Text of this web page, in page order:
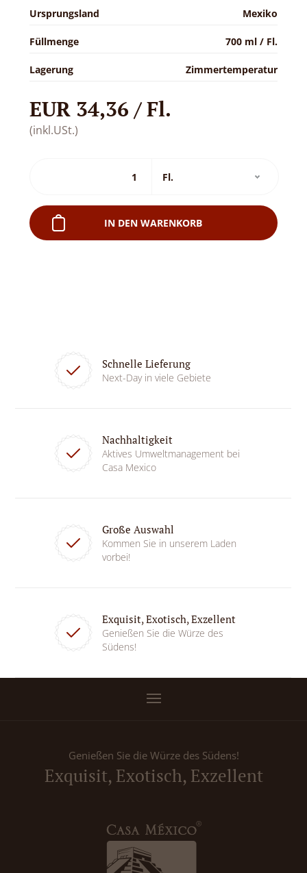
Ursprungsland Mexiko
Füllmenge 700 ml / Fl.
Lagerung Zimmertemperatur
EUR 34,36 / Fl.
(inkl.USt.)
IN DEN WARENKORB
Schnelle Lieferung
Next-Day in viele Gebiete
Nachhaltigkeit
Aktives Umweltmanagement bei
Casa Mexico
Große Auswahl
Kommen Sie in unserem Laden
vorbei!
Exquisit, Exotisch, Exzellent
Genießen Sie die Würze des
Südens!
Genießen Sie die Würze des Südens!
Exquisit, Exotisch, Exzellent